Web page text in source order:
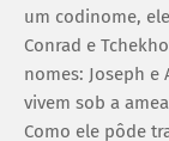
um codinome,
Conrad e
nomes: Joseph
vivem sob a
Como ele pôde